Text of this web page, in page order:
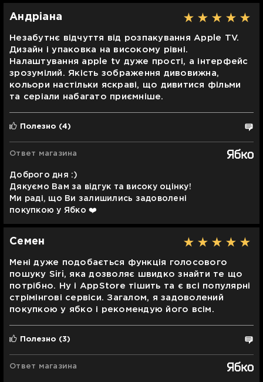
Андріана
Незабутнє відчуття від розпакування Apple TV.
Дизайн і упаковка на високому рівні.
Налаштування apple tv дуже прості, а інтерфейс
зрозумілий. Якість зображення дивовижна,
кольори настільки яскраві, що дивитися фільми
та серіали набагато приємніше.
Полезно (4)
Ответ магазина
Доброго дня :)
Дякуємо Вам за відгук та високу оцінку!
Ми раді, що Ви залишились задоволені
покупкою у Ябко ❤️
Семен
Мені дуже подобається функція голосового
пошуку Siri, яка дозволяє швидко знайти те що
потрібно. Ну і AppStore тішить та є всі популярні
стрімінгові сервіси. Загалом, я задоволений
покупкою у ябко і рекомендую його всім.
Полезно (3)
Ответ магазина